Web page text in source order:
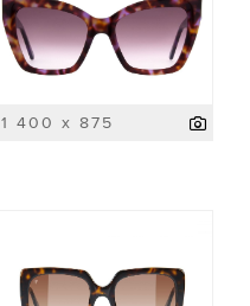
1 400 x 875